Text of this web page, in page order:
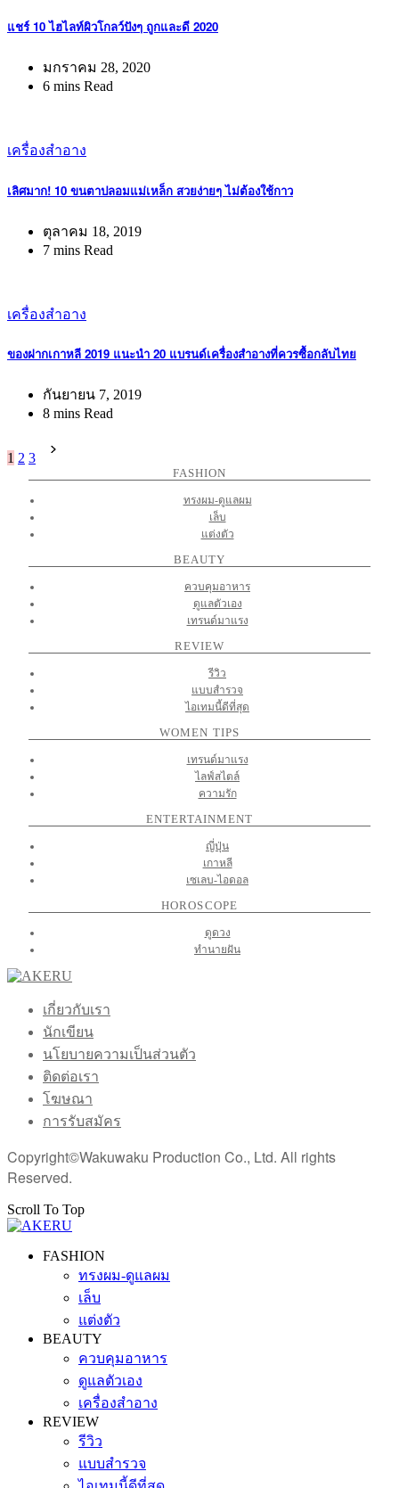
แชร์ 10 ไฮไลท์ผิวโกลว์ปังๆ ถูกและดี 2020
มกราคม 28, 2020
6 mins Read
เครื่องสำอาง
เลิศมาก! 10 ขนตาปลอมแม่เหล็ก สวยง่ายๆ ไม่ต้องใช้กาว
ตุลาคม 18, 2019
7 mins Read
เครื่องสำอาง
ของฝากเกาหลี 2019 แนะนำ 20 แบรนด์เครื่องสำอางที่ควรซื้อกลับไทย
กันยายน 7, 2019
8 mins Read
Posts
pagination
1 2 3
FASHION
ทรงผม-ดูแลผม
เล็บ
แต่งตัว
BEAUTY
ควบคุมอาหาร
ดูแลตัวเอง
เทรนด์มาแรง
REVIEW
รีวิว
แบบสำรวจ
ไอเทมนี้ดีที่สุด
WOMEN TIPS
เทรนด์มาแรง
ไลฟ์สไตล์
ความรัก
ENTERTAINMENT
ญี่ปุ่น
เกาหลี
เซเลบ-ไอดอล
HOROSCOPE
ดูดวง
ทำนายฝัน
เกี่ยวกับเรา
นักเขียน
นโยบายความเป็นส่วนตัว
ติดต่อเรา
โฆษณา
การรับสมัคร
Copyright©Wakuwaku Production Co., Ltd. All rights
Reserved.
Scroll To Top
FASHION
ทรงผม-ดูแลผม
เล็บ
แต่งตัว
BEAUTY
ควบคุมอาหาร
ดูแลตัวเอง
เครื่องสำอาง
REVIEW
รีวิว
แบบสำรวจ